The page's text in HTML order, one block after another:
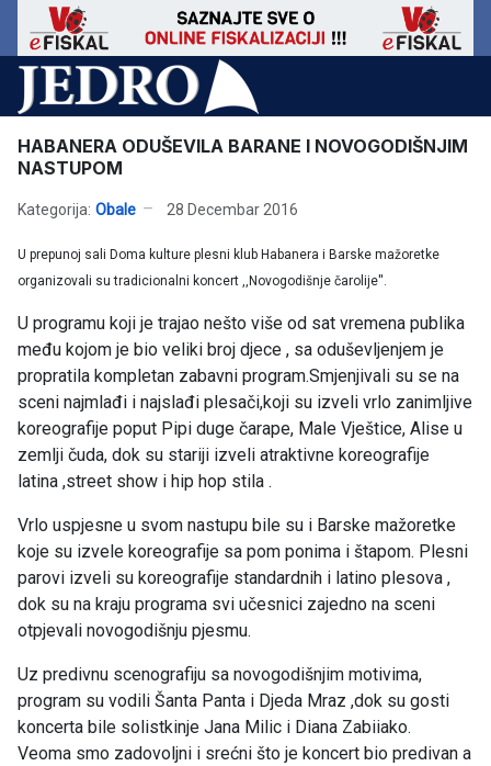
HABANERA ODUŠEVILA BARANE I NOVOGODIŠNJIM
NASTUPOM
Kategorija: Obale 28 Decembar 2016
U prepunoj sali Doma kulture plesni klub Habanera i Barske mažoretke
organizovali su tradicionalni koncert ,,Novogodišnje čarolije''.
U programu koji je trajao nešto više od sat vremena publika
među kojom je bio veliki broj djece , sa oduševljenjem je
propratila kompletan zabavni program.Smjenjivali su se na
sceni najmlađi i najslađi plesači,koji su izveli vrlo zanimljive
koreografije poput Pipi duge čarape, Male Vještice, Alise u
zemlji čuda, dok su stariji izveli atraktivne koreografije
latina ,street show i hip hop stila .
Vrlo uspjesne u svom nastupu bile su i Barske mažoretke
koje su izvele koreografije sa pom ponima i štapom. Plesni
parovi izveli su koreografije standardnih i latino plesova ,
dok su na kraju programa svi učesnici zajedno na sceni
otpjevali novogodišnju pjesmu.
Uz predivnu scenografiju sa novogodišnjim motivima,
program su vodili Šanta Panta i Djeda Mraz ,dok su gosti
koncerta bile solistkinje Jana Milic i Diana Zabiiako.
Veoma smo zadovoljni i srećni što je koncert bio predivan a